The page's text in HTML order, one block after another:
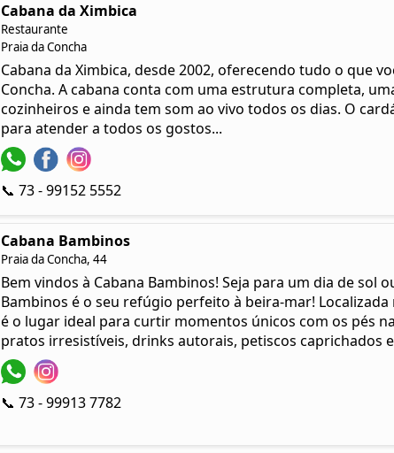
Cabana da Ximbica
Restaurante
Praia da Concha
Cabana da Ximbica, desde 2002, oferecendo tudo o que
Concha. A cabana conta com uma estrutura completa,
cozinheiros e ainda tem som ao vivo todos os dias. O
para atender a todos os gostos...
📞 73 - 99152 5552
Cabana Bambinos
Praia da Concha, 44
Bem vindos à Cabana Bambinos! Seja para um dia de sol
Bambinos é o seu refúgio perfeito à beira-mar!
é o lugar ideal para curtir momentos únicos com os pés
pratos irresistíveis, drinks autorais, petiscos caprichados
📞 73 - 99913 7782